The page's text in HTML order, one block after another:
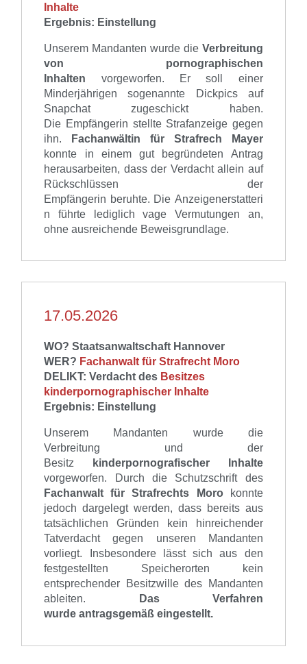
Inhalte
Ergebnis: Einstellung
Unserem Mandanten wurde die Verbreitung
von pornographischen
Inhalten vorgeworfen. Er soll einer
Minderjährigen sogenannte Dickpics auf
Snapchat zugeschickt haben.
Die Empfängerin stellteStrafanzeige gegen
ihn.
Fachanwä ltin für Strafrech
Mayer
konnte in einemgut begründeten Antrag
herausarbeiten, dassder Verdachtallein auf
Rückschlüssen
der
Empfängerin beruhte. Die Anzeigenerstatteri
n führtelediglich vage Vermutungen an,
ohneausreichende Beweisgrundlage.
17.05.2026
WO? Staatsanwaltschaft Hannover
WER? Fachanwalt für Strafrecht Moro
DELIKT:Verdacht des Besitzes
kinderpornographischer Inhalte
Ergebnis: Einstellung
Unserem Mandanten wurdedie
Verbreitung und der
Besitz
kinderpornografischer
Inhalte
vorgeworfen.
Durch die Schutzschrift des
Fachanwalt für Strafrechts
Moro
konnte
jedoch dargelegt werden, dass bereits aus
tatsächlichen Gründen kein hinreichender
Tatverdacht gegen unseren Mandanten
vorliegt.
Insbesondere lässt sich aus den
festgestellten Speicherorten kein
entsprechender Besitzwille des Mandanten
ableiten.
Das Verfahren
wurdeantragsgemäßeingestellt.